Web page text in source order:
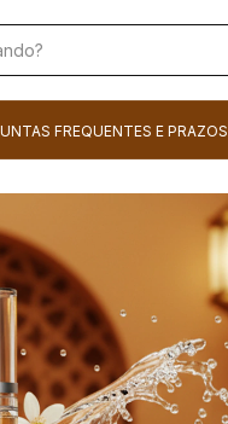
FREQUENTES E PRAZOS